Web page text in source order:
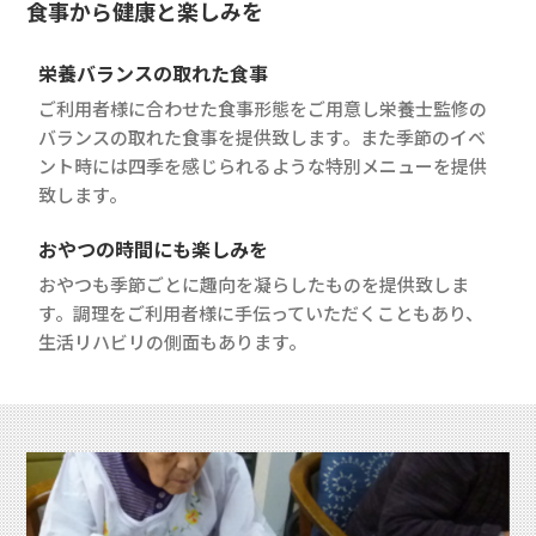
食事から健康と楽しみを
栄養バランスの取れた食事
ご利用者様に合わせた食事形態をご用意し栄養士監修の
バランスの取れた食事を提供致します。また季節のイベ
ント時には四季を感じられるような特別メニューを提供
致します。
おやつの時間にも楽しみを
おやつも季節ごとに趣向を凝らしたものを提供致しま
す。調理をご利用者様に手伝っていただくこともあり、
生活リハビリの側面もあります。